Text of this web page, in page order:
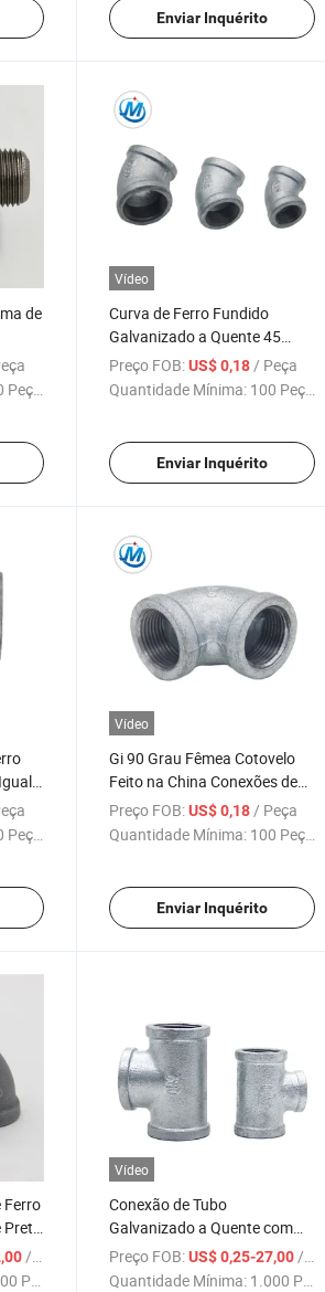
Enviar Inquérito
de
Vídeo
Curva de Ferro Fundido
Galvanizado a Quente 45
Conexão de Tubo
Preço FOB: US$ 0,18/ Peça
Quantidade Mínima: 100 Peças
Enviar Inquérito
90
Vídeo
Gi 90 Grau Fêmea Cotovelo
Feito na China Conexões de
Tubo de Ferro Maleável
Preço FOB: US$ 0,18/ Peça
Quantidade Mínima: 100 Peças
Enviar Inquérito
Ferro
45
/ Peça
Peças
Vídeo
Conexão de Tubo
Galvanizado a Quente com
Roscas NPT 1/2" Tee de Ferro
Maleável
Preço FOB: US$ 0,25-27,00 / Peça
Quantidade Mínima: 1.000 Peças